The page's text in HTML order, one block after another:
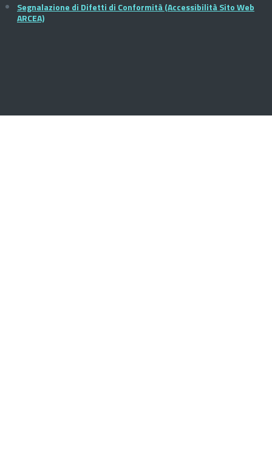
Segnalazione di Difetti di Conformità (Accessibilità Sito Web
ARCEA)